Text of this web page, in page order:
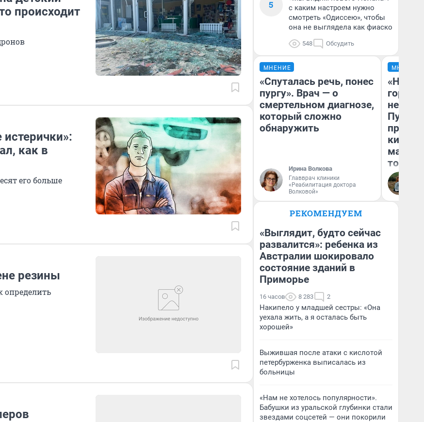
происходит
как в
его больше
резины
определить
5
с каким настроем нужно
смотреть «Одиссею», чтобы
она не выглядела как фиаско
548 Обсудить
МНЕНИЕ
«Спуталась речь, понес
пургу». Врач — о
смертельном диагнозе,
который сложно
обнаружить
Ирина Волкова
Главврач клиники
«Реабилитация доктора
Волковой»
МНЕНИЕ
«Нет
того
РЕКОМЕНДУЕМ
«Выглядит, будто сейчас
развалится»: ребенка из
Австралии шокировало
состояние зданий в
Приморье
16 часов 8 283 2
Накипело у младшей сестры: «Она
уехала жить, а я осталась быть
хорошей»
Выжившая после атаки с кислотой
петербурженка выписалась из
больницы
«Нам не хотелось популярности».
Бабушки из уральской глубинки стали
звездами соцсетей — они покорили